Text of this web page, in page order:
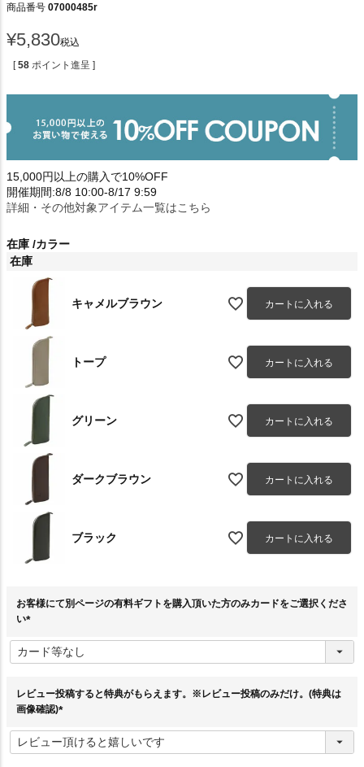
商品番号 07000485r
¥5,830税込
[ 58 ポイント進呈 ]
15,000円以上の購入で10%OFF
開催期間:8/8 10:00-8/17 9:59
詳細・その他対象アイテム一覧はこちら
在庫 カラー
在庫
キャメルブラウン カートに入れる
トープ カートに入れる
グリーン カートに入れる
ダークブラウン カートに入れる
ブラック カートに入れる
お客様にて別ページの有料ギフトを購入頂いた方のみカードをご選択くださ
い
必
須
レビュー投稿すると特典がもらえます。※レビュー投稿のみだけ。(特典は
画像確認)
必
須